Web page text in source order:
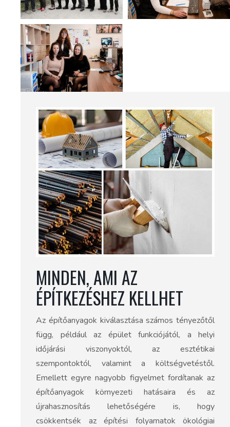
MINDEN, AMI AZ
ÉPÍTKEZÉSHEZ KELLHET
Az építőanyagok kiválasztása számos tényezőtől
függ, például az épület funkciójától, a helyi
időjárási viszonyoktól, az esztétikai
szempontoktól, valamint a költségvetéstől.
Emellett egyre nagyobb figyelmet fordítanak az
építőanyagok környezeti hatásaira és az
újrahasznosítás lehetőségére is, hogy
csökkentsék az építési folyamatok ökológiai